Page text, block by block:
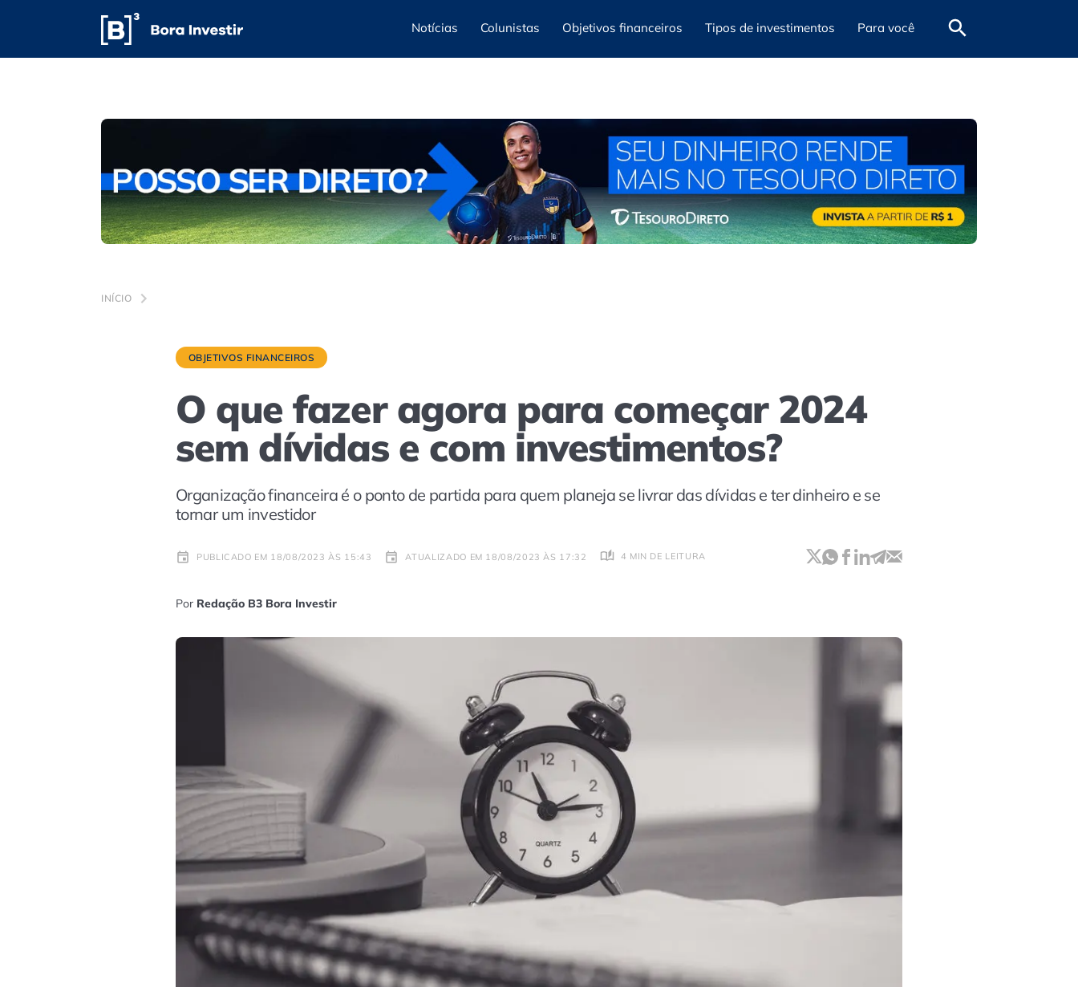
Notícias Colunistas Objetivos financeiros Tipos de investimentos Para você
INÍCIO
OBJETIVOS FINANCEIROS
O que fazer agora para começar 2024
sem dívidas e com investimentos?
Organização financeira é o ponto de partida para quem planeja se livrar das dívidas e ter dinheiro e se
tornar um investidor
PUBLICADO EM 18/08/2023 ÀS 15:43 ATUALIZADO EM 18/08/2023 ÀS 17:32 4 MIN DE LEITURA
Por Redação B3 Bora Investir